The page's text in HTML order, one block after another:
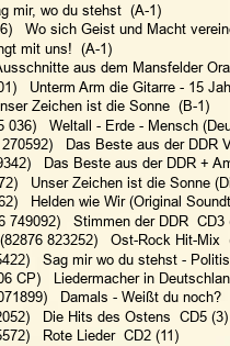
mir, wo du stehst  (A-1)
Wo sich Geist und Macht
mit uns!  (A-1)
aus dem Mansfelder
Unterm Arm die Gitarre - 15
Zeichen ist die Sonne  (B-1)
036)   Weltall - Erde - Mensch
Das Beste aus der DDR
Das Beste aus der DDR +
Unser Zeichen ist die Sonne
Helden wie Wir (Original
749092)   Stimmen der DDR  CD3
823252)   Ost-Rock Hit-Mix
Sag mir wo du stehst -
CP)   Liedermacher in
Damals - Weißt du noch?
Die Hits des Ostens  CD5 (3)
Rote Lieder  CD2 (11)